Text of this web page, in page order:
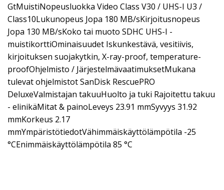
GtMuistiNopeusluokka Video Class V30 / UHS-I U3 /
Class10Lukunopeus Jopa 180 MB/sKirjoitusnopeus
Jopa 130 MB/sKoko tai muoto SDHC UHS-I -
muistikorttiOminaisuudet Iskunkestävä, vesitiivis,
kirjoituksen suojakytkin, X-ray-proof, temperature-
proofOhjelmisto / JärjestelmävaatimuksetMukana
tulevat ohjelmistot SanDisk RescuePRO
DeluxeValmistajan takuuHuolto ja tuki Rajoitettu takuu
- elinikäMitat & painoLeveys 23.91 mmSyvyys 31.92
mmKorkeus 2.17
mmYmpäristötiedotVähimmäiskäyttölämpötila -25
°CEnimmäiskäyttölämpötila 85 °C